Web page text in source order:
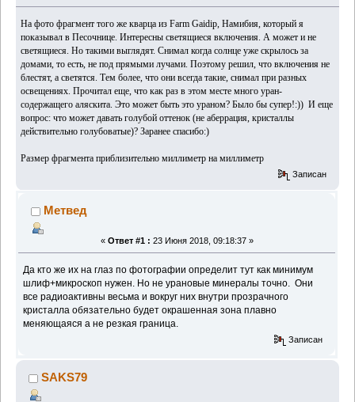
На фото фрагмент того же кварца из Farm Gaidip, Намибия, который я
показывал в Песочнице. Интересны светящиеся включения. А может и не
светящиеся. Но такими выглядят. Снимал когда солнце уже скрылось за
домами, то есть, не под прямыми лучами. Поэтому решил, что включения не
блестят, а светятся. Тем более, что они всегда такие, снимал при разных
освещениях. Прочитал еще, что как раз в этом месте много уран-
содержащего аляскита. Это может быть это ураном? Было бы супер!:)) И еще
вопрос: что может давать голубой оттенок (не аберрация, кристаллы
действительно голубоватые)?Заранее спасибо:)
Размер фрагмента приблизительно миллиметр на миллиметр
Записан
Метвед
« Ответ #1 : 23 Июня 2018, 09:18:37 »
Да кто же их на глаз по фотографии определит тут как минимум
шлиф+микроскоп нужен. Но не урановые минералы точно. Они
все радиоактивны весьма и вокруг них внутри прозрачного
кристалла обязательно будет окрашенная зона плавно
меняющаяся а не резкая граница.
Записан
SAKS79